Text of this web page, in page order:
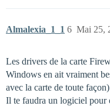
Almalexia_1_1 Mai 25,
6
Les drivers de la carte
Windows en ait vraiment
avec la carte de toute façon)
Il te faudra un logiciel pour